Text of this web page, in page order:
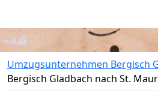
Umzugsunternehmen Bergisch
Bergisch Gladbach nach St.